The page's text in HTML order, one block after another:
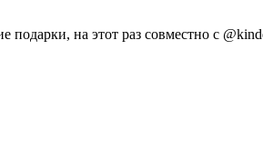
на этот раз совместно с